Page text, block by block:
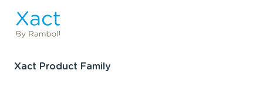
Xact Product Family